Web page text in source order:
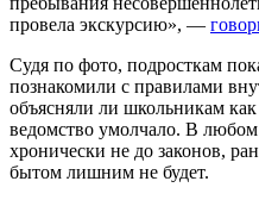
провела экскурсию», —
Судя по фото, подросткам
познакомили с правилами
объясняли ли школьникам
ведомство умолчало. В любом
хронически не до законов,
бытом лишним не будет.